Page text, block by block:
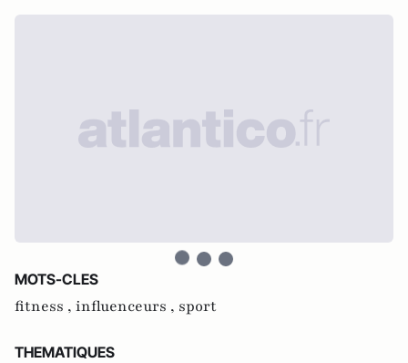
MOTS-CLES
fitness , influenceurs , sport
THEMATIQUES